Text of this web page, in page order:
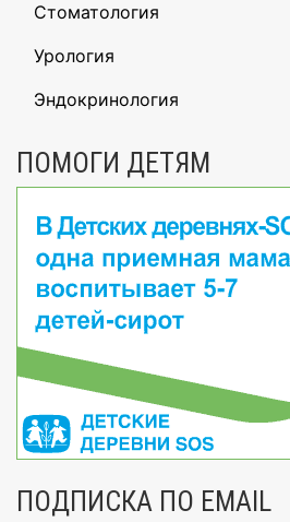
Стоматология
Урология
Эндокринология
ПОМОГИ ДЕТЯМ
ПОДПИСКА ПО EMAIL